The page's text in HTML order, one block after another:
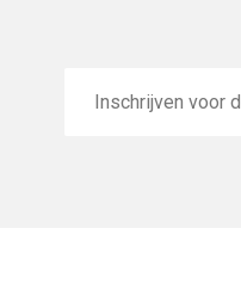
mailadres